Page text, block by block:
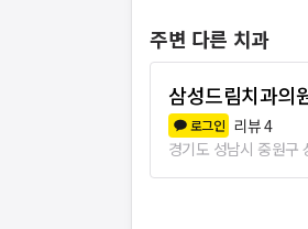
주변 다른 치과
삼성드림치과의
로그인 리뷰4
경기도 성남시 중원구